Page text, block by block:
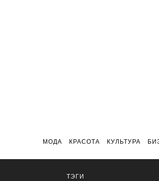
МОДА КРАСОТА КУЛЬТУРА
ТЭГИ